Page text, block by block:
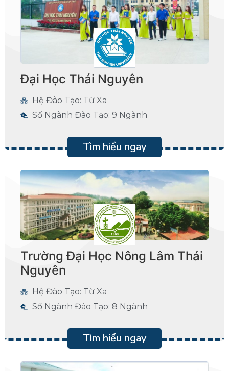
Đại Học Thái Nguyên
Hệ Đào Tạo: Từ Xa
Số Ngành Đào Tạo: 9 Ngành
Tìm hiểu ngay
Trường Đại Học Nông Lâm Thái
Nguyên
Hệ Đào Tạo: Từ Xa
Số Ngành Đào Tạo: 8 Ngành
Tìm hiểu ngay